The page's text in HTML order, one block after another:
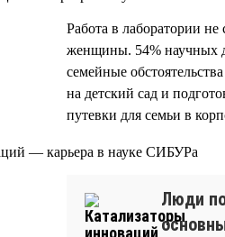
Работа в лаборатории
женщины. 54% научных
семейные
на детский сад и
путевки для семьи в
Люди